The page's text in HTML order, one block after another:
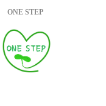
ONE STEP